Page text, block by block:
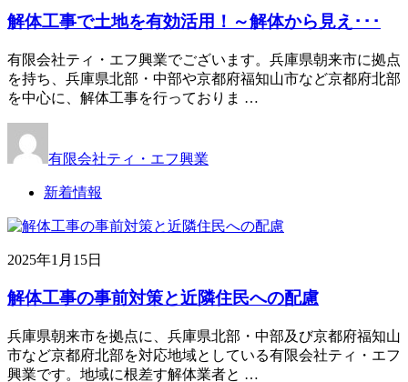
解体工事で土地を有効活用！～解体から見え･･･
有限会社ティ・エフ興業でございます。兵庫県朝来市に拠点
を持ち、兵庫県北部・中部や京都府福知山市など京都府北部
を中心に、解体工事を行っておりま …
有限会社ティ・エフ興業
新着情報
2025年1月15日
解体工事の事前対策と近隣住民への配慮
兵庫県朝来市を拠点に、兵庫県北部・中部及び京都府福知山
市など京都府北部を対応地域としている有限会社ティ・エフ
興業です。地域に根差す解体業者と …